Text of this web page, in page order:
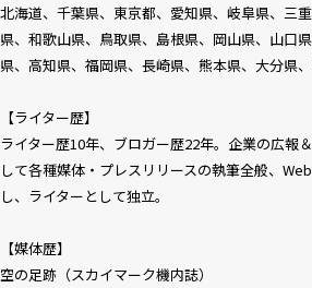
北海道、千葉県、東京都、愛知県、岐阜県、三
県、和歌山県、鳥取県、島根県、岡山県、山口
県、高知県、福岡県、長崎県、熊本県、大分県
【ライター歴】
ライター歴10年、ブロガー歴22年。企業の広報
して各種媒体・プレスリリースの執筆全般、
し、ライターとして独立。
【媒体歴】
空の足跡（スカイマーク機内誌）